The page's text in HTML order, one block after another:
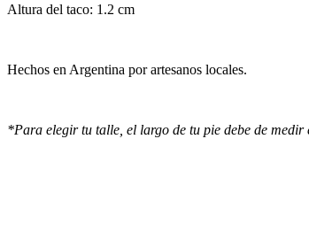
Altura del taco: 1.2 cm
Hechos en Argentina por artesanos locales.
*Para elegir tu talle, el largo de tu pie debe de